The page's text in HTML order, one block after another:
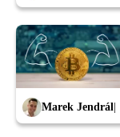
Marek Jendrál